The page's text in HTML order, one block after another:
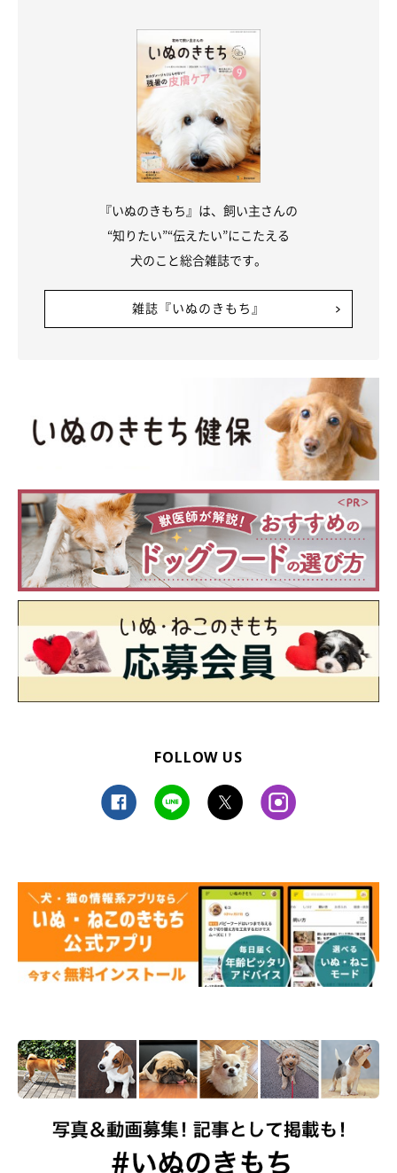
『いぬのきもち』は、飼い主さんの
“知りたい”“伝えたい”にこたえる
犬のこと総合雑誌です。
雑誌『いぬのきもち』
FOLLOW US